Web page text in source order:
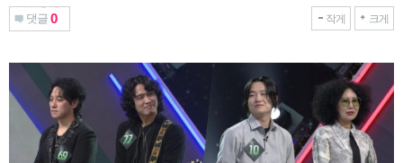
댓글 0 작게 크게